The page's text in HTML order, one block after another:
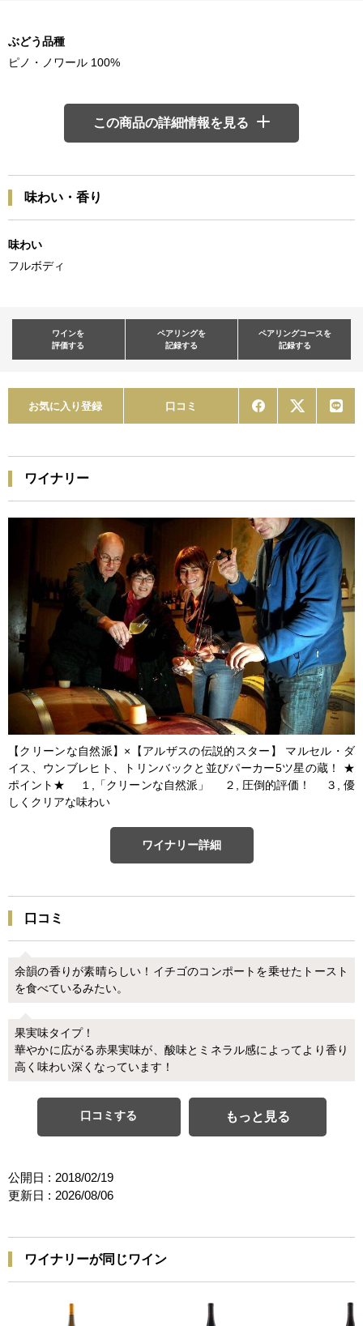
ぶどう品種
ピノ・ノワール 100%
この商品の詳細情報を見る
味わい・香り
味わい
フルボディ
ワインを
評価する
ペアリングを
記録する
ペアリングコースを
記録する
お気に入り登録 口コミ
ワイナリー
【クリーンな自然派】×【アルザスの伝説的スター】 マルセル・ダ
イス、ウンブレヒト、トリンバックと並びパーカー5ツ星の蔵！ ★
ポイント★ １,「クリーンな自然派」 ２, 圧倒的評価！ ３, 優
しくクリアな味わい
ワイナリー詳細
口コミ
余韻の香りが素晴らしい！イチゴのコンポートを乗せたトースト
を食べているみたい。
果実味タイプ！
華やかに広がる赤果実味が、酸味とミネラル感によってより香り
高く味わい深くなっています！
口コミする もっと見る
公開日 : 2018/02/19
更新日 : 2026/08/06
ワイナリーが同じワイン